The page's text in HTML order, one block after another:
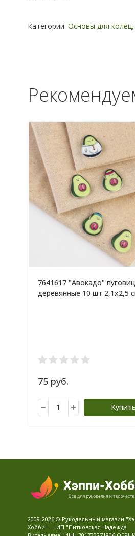
Категории: Основы для
7641617 "Авокадо"
деревянные 10 шт 2,1х2,5
75 руб.
Купить
2009-2026 © Рукодельный магазин
Хобби" — ИП "Питковская Надежда